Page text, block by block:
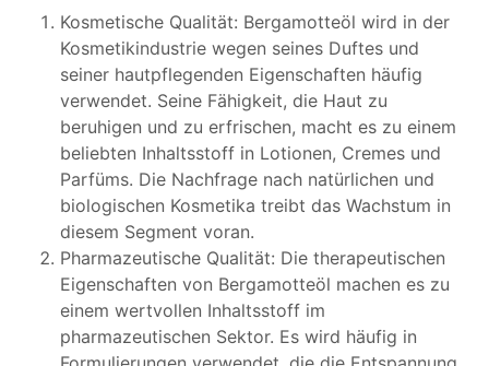
Kosmetische Qualität: Bergamotteöl wird in der
Kosmetikindustrie wegen seines Duftes und
seiner hautpflegenden Eigenschaften häufig
verwendet. Seine Fähigkeit, die Haut zu
beruhigen und zu erfrischen, macht es zu einem
beliebten Inhaltsstoff in Lotionen, Cremes und
Parfüms. Die Nachfrage nach natürlichen und
biologischen Kosmetika treibt das Wachstum in
diesem Segment voran.
Pharmazeutische Qualität: Die therapeutischen
Eigenschaften von Bergamotteöl machen es zu
einem wertvollen Inhaltsstoff im
pharmazeutischen Sektor. Es wird häufig in